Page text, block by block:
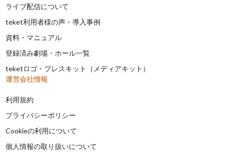
ライブ配信について
teket利用者様の声・導入事例
資料・マニュアル
登録済み劇場・ホール一覧
teketロゴ・プレスキット（メディアキット）
運営会社情報
利用規約
プライバシーポリシー
Cookieの利用について
個人情報の取り扱いについて